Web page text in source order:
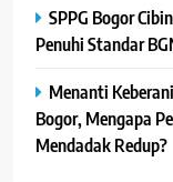
SPPG Bogor
Penuhi Standar
Menanti
Bogor, Mengapa
Mendadak Redup?